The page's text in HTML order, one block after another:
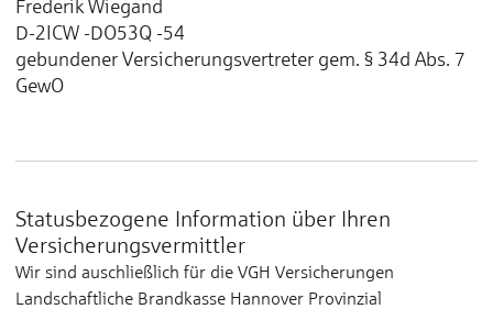
Frederik Wiegand
D-2ICW -DO53Q -54
gebundener Versicherungsvertreter gem. § 34d Abs. 7
GewO
Statusbezogene Information über Ihren
Versicherungsvermittler
Wir sind auschließlich für die VGH Versicherungen
Landschaftliche Brandkasse Hannover Provinzial